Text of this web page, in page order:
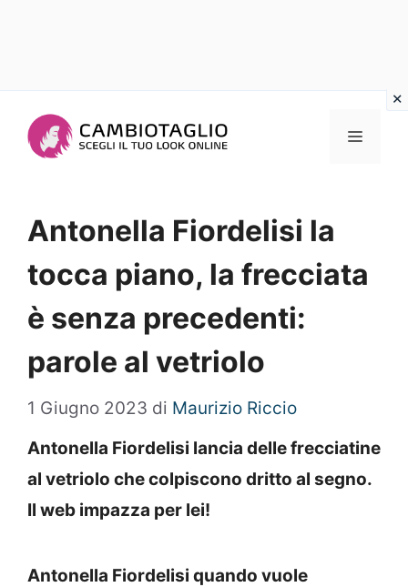
Menu
Antonella Fiordelisi la
tocca piano, la frecciata
è senza precedenti:
parole al vetriolo
1 Giugno 2023 di Maurizio Riccio
Antonella Fiordelisi lancia delle frecciatine
al vetriolo che colpiscono dritto al segno.
Il web impazza per lei!
Antonella Fiordelisi quando vuole